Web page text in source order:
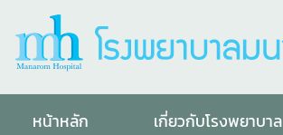
หน้าหลัก เกี่ยวกับโรงพยาบาล